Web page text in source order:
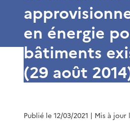
en énergie
bâtiments
(29 août
Publié le 12/03/2021 | Mis à jour